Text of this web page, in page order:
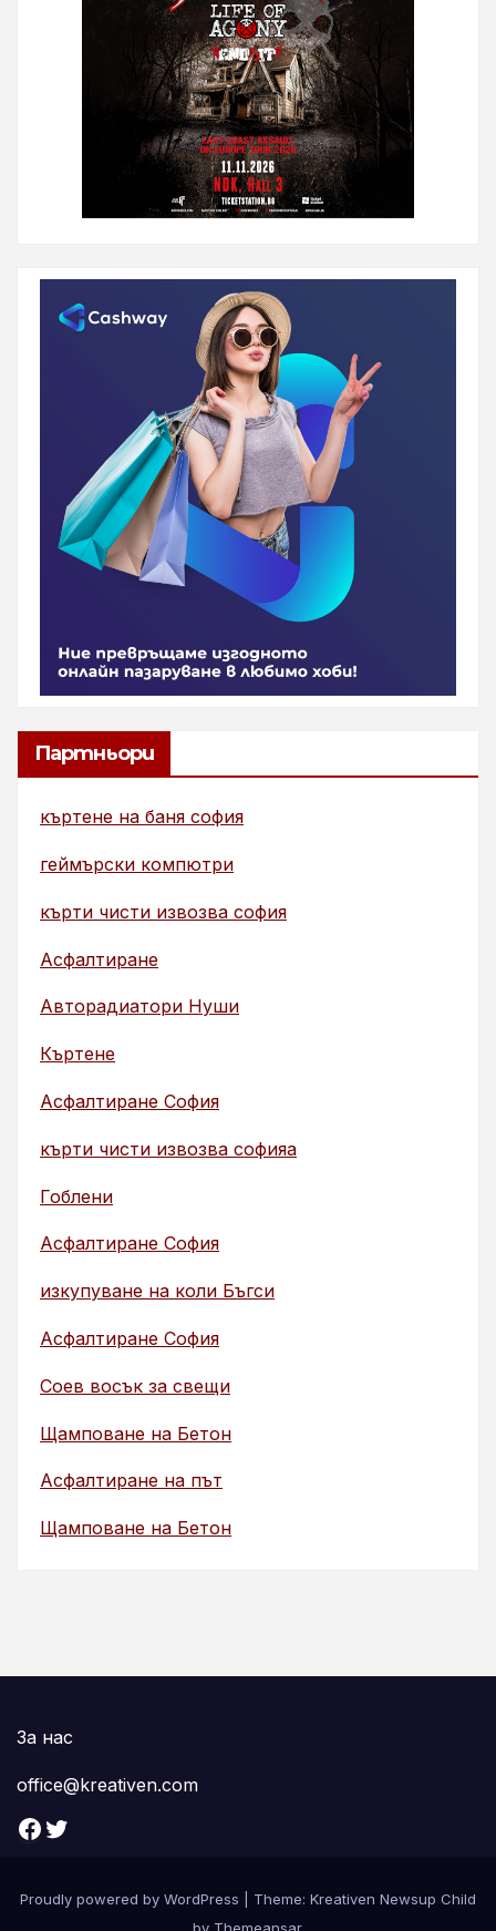
Партньори
къртене на баня софия
геймърски компютри
кърти чисти извозва софия
Асфалтиране
Авторадиатори Нуши
Къртене
Асфалтиране София
кърти чисти извозва софияа
Гоблени
Асфалтиране София
изкупуване на коли Бъгси
Асфалтиране София
Соев восък за свещи
Щамповане на Бетон
Асфалтиране на път
Щамповане на Бетон
За нас
office@kreativen.com
Facebook Twitter
Proudly powered by WordPress
Theme: Kreativen Newsup Child